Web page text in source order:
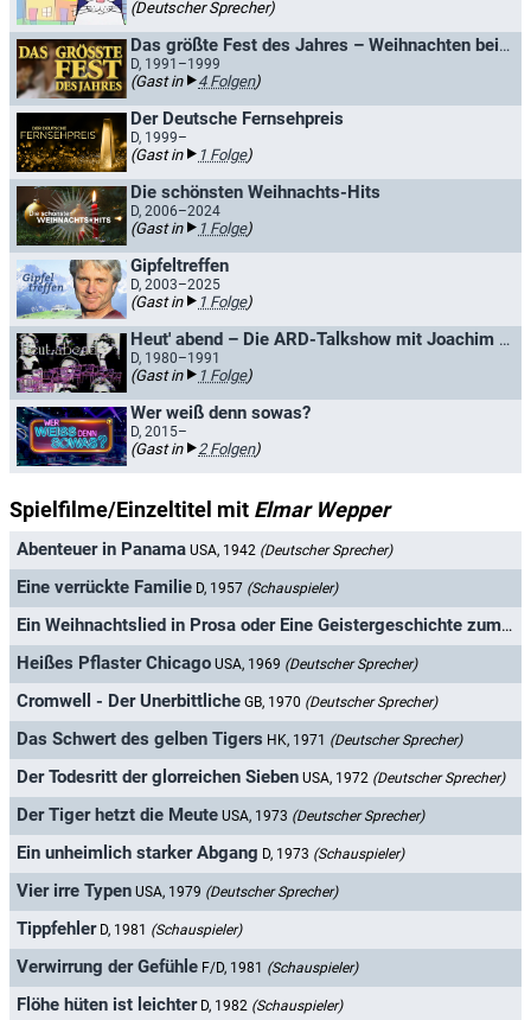
(Deutscher Sprecher)
Das größte Fest des Jahres – Weihnachten bei unseren Fernsehfamilien / Silvester 1999 - reine Nervensache
D, 1991–1999
(Gast in 4 Folgen)
Der Deutsche Fernsehpreis
D, 1999–
(Gast in 1 Folge)
Die schönsten Weihnachts-Hits
D, 2006–2024
(Gast in 1 Folge)
Gipfeltreffen
D, 2003–2025
(Gast in 1 Folge)
Heut' abend – Die ARD-Talkshow mit Joachim Fuchsberger
D, 1980–1991
(Gast in 1 Folge)
Wer weiß denn sowas?
D, 2015–
(Gast in 2 Folgen)
Spielfilme/Einzeltitel mit Elmar Wepper
Abenteuer in Panama USA, 1942 (Deutscher Sprecher)
Eine verrückte Familie D, 1957 (Schauspieler)
Ein Weihnachtslied in Prosa oder Eine Geistergeschichte zum Christfest
Heißes Pflaster Chicago USA, 1969 (Deutscher Sprecher)
Cromwell - Der Unerbittliche GB, 1970 (Deutscher Sprecher)
Das Schwert des gelben Tigers HK, 1971 (Deutscher Sprecher)
Der Todesritt der glorreichen Sieben USA, 1972 (Deutscher Sprecher)
Der Tiger hetzt die Meute USA, 1973 (Deutscher Sprecher)
Ein unheimlich starker Abgang D, 1973 (Schauspieler)
Vier irre Typen USA, 1979 (Deutscher Sprecher)
Tippfehler D, 1981 (Schauspieler)
Verwirrung der Gefühle F/D, 1981 (Schauspieler)
Flöhe hüten ist leichter D, 1982 (Schauspieler)